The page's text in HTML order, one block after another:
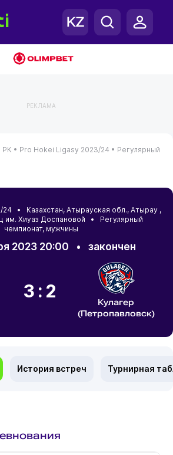
РЕКЛАМА
РК • Pro Hokei Ligasy 2023/24 • Регулярный
24 • Казахстан, Атырауская обл., Атырау,
им. Хиуаз Доспановой • Регулярный
чемпионат, мужчины
2023 20:00 • закончен
3:2
Кулагер
(Петропавловск)
История встреч Турнирная